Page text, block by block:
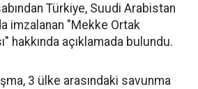
Türkiye, Suudi Arabistan
imzalanan "Mekke Ortak
hakkında açıklamada bulundu.
3 ülke arasındaki savunma